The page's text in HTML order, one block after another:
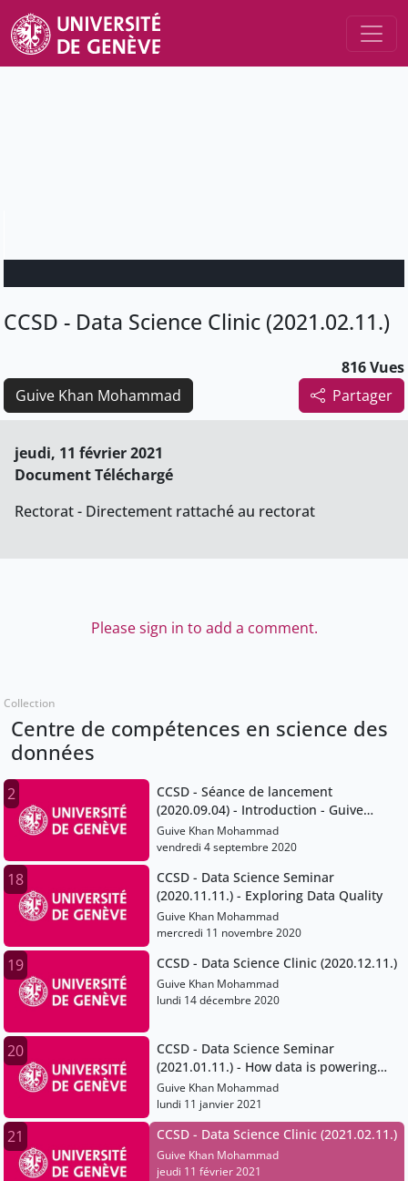
CCSD - Data Science Clinic (2021.02.11.)
816 Vues
Partager
Guive Khan Mohammad
jeudi, 11 février 2021
Document Téléchargé
Rectorat - Directement rattaché au rectorat
Please sign in to add a comment.
Collection
Centre de compétences en science des
données
2
CCSD - Séance de lancement
(2020.09.04) - Introduction - Guive
Khan.mp4
Guive Khan Mohammad
vendredi 4 septembre 2020
18
CCSD - Data Science Seminar
(2020.11.11.) - Exploring Data Quality
Guive Khan Mohammad
mercredi 11 novembre 2020
19 CCSD - Data Science Clinic (2020.12.11.)
Guive Khan Mohammad
lundi 14 décembre 2020
20
CCSD - Data Science Seminar
(2021.01.11.) - How data is powering
more open and collaborative forms of
science
Guive Khan Mohammad
lundi 11 janvier 2021
21 CCSD - Data Science Clinic (2021.02.11.)
Guive Khan Mohammad
jeudi 11 février 2021